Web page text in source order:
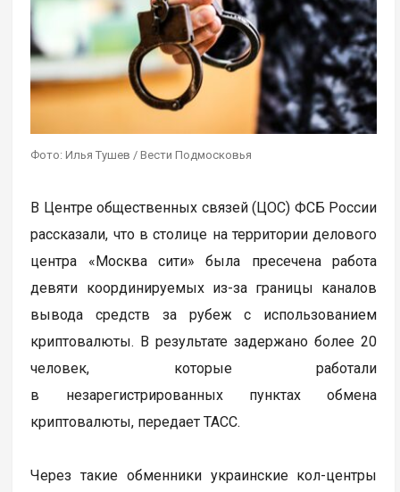
Фото: Илья Тушев / Вести Подмосковья
В Центре общественных связей (ЦОС) ФСБ России
рассказали, что в столице на территории делового
центра «Москва сити» была пресечена работа
девяти координируемых из-за границы каналов
вывода средств за рубеж с использованием
криптовалюты. В результате задержано более 20
человек, которые работали
в незарегистрированных пунктах обмена
криптовалюты, передает ТАСС.
Через такие обменники украинские кол-центры